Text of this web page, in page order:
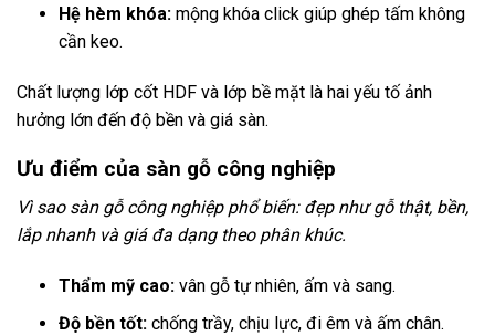
Hệ hèm khóa: mộng khóa click giúp ghép tấm không
cần keo.
Chất lượng lớp cốt HDF và lớp bề mặt là hai yếu tố ảnh
hưởng lớn đến độ bền và giá sàn.
Ưu điểm của sàn gỗ công nghiệp
Vì sao sàn gỗ công nghiệp phổ biến: đẹp như gỗ thật, bền,
lắp nhanh và giá đa dạng theo phân khúc.
Thẩm mỹ cao: vân gỗ tự nhiên, ấm và sang.
Độ bền tốt: chống trầy, chịu lực, đi êm và ấm chân.